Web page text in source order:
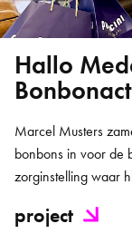
Hallo
Marcel Musters
bonbons in voor de
zorginstelling waar
project